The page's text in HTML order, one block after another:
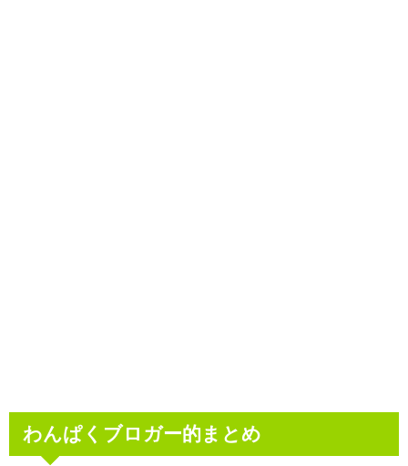
わんぱくブロガー的まとめ